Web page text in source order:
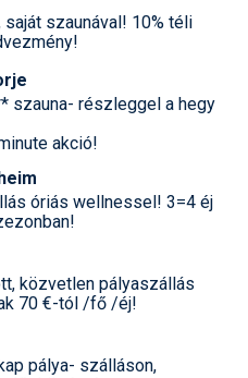
szaunával! 10% téli
szauna- részleggel a hegy
akció!
óriás wellnessel! 3=4 éj
közvetlen pályaszállás
70 €-tól /fő /éj!
pálya- szálláson,